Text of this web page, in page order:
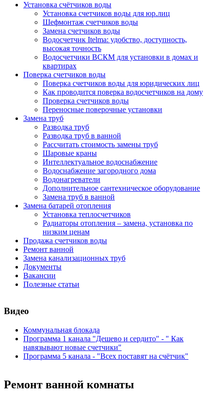
Установка счётчиков воды
Установка счетчиков воды для юр.лиц
Шефмонтаж счетчиков воды
Замена счетчиков воды
Водосчетчик Itelma: удобство, доступность,
высокая точность
Водосчетчики ВСКМ для установки в домах и
квартирах
Поверка счетчиков воды
Поверка счетчиков воды для юридических лиц
Как проводится поверка водосчетчиков на дому
Проверка счетчиков воды
Переносные поверочные установки
Замена труб
Разводка труб
Разводка труб в ванной
Рассчитать стоимость замены труб
Шаровые краны
Интеллектуальное водоснабжение
Водоснабжение загородного дома
Водонагреватели
Дополнительное сантехническое оборудование
Замена труб в ванной
Замена батарей отопления
Установка теплосчетчиков
Радиаторы отопления – замена, установка по
низким ценам
Продажа счетчиков воды
Ремонт ванной
Замена канализационных труб
Документы
Вакансии
Полезные статьи
Видео
Коммунальная блокада
Программа 1 канала "Дешево и сердито" - " Как
навязывают новые счетчики"
Программа 5 канала - "Всех поставят на счётчик"
Ремонт ванной комнаты